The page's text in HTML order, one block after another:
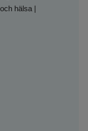
hälsa |